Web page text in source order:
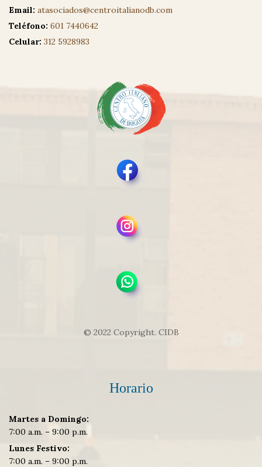
Email: atasociados@centroitalianodb.com
Teléfono: 601 7440642
Celular: 312 5928983
© 2022 Copyright. CIDB
Horario
Martes a Domingo:
7:00 a.m. – 9:00 p.m.
Lunes Festivo:
7:00 a.m. – 9:00 p.m.